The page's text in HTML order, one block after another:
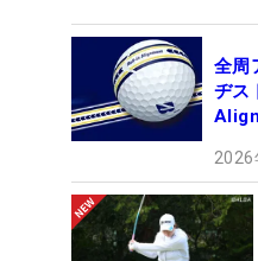
全周
ヂス
2026